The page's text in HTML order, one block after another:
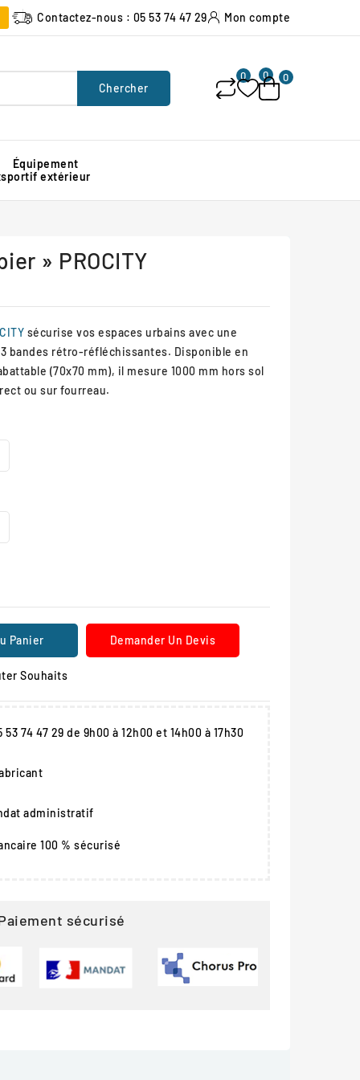
Contactez-nous : 05 53 74 47 29 Mon compte
Chercher
0 0 0
Équipement
sportif extérieur
» PROCITY
sécurise vos espaces urbains avec une
bandes rétro-réfléchissantes. Disponible en
(70x70 mm), il mesure 1000 mm hors sol
ou sur fourreau.
Panier Demander Un Devis
Souhaits
74 47 29 de 9h00 à 12h00 et 14h00 à 17h30
administratif
100 % sécurisé
sécurisé